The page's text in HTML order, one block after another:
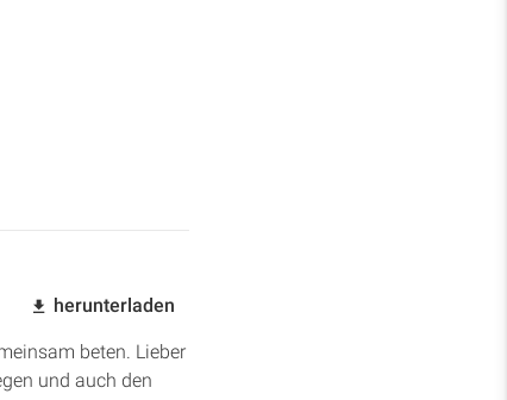
herunterladen
beten. Lieber
und auch den